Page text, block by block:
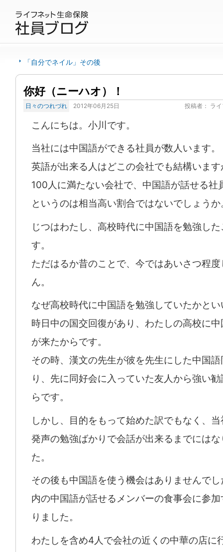
「自分でネイル」その後
你好（ニーハオ）！
日々のつれづれ 2012年06月25日 投稿者： ラ
こんにちは。小川です。
当社には中国語ができる社員が数人います。
英語が出来る人はどこの会社でも結構いま
100人に満たない会社で、中国語が話せる社
というのは相当高い割合ではないでしょうか
じつはわたし、高校時代に中国語を勉強し
す。
ただはるか昔のことで、今ではあいさつ程
ん。
なぜ高校時代に中国語を勉強していたかと
時日中の国交回復があり、わたしの高校に
が来たからです。
その時、漢文の先生が彼を先生にした中国
り、先に同好会に入っていた友人から強い
らです。
しかし、目的をもって始めた訳でもなく、
発声の勉強ばかりで会話が出来るまでには
た。
その後も中国語を使う機会はありませんで
内の中国語が話せるメンバーの食事会に参
りました。
わたしを含め4人で会社の近くの中華の店に